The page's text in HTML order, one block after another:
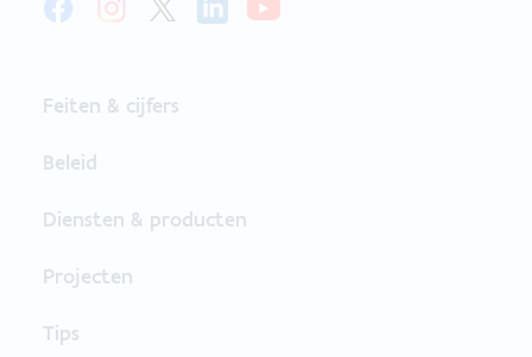
Feiten & cijfers
Beleid
Diensten & producten
Projecten
Tips